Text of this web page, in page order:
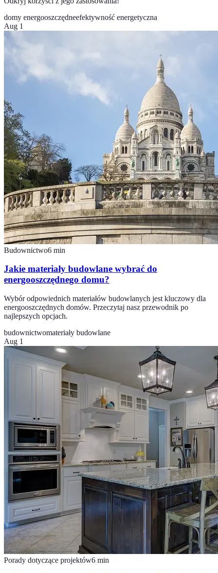
domy energooszczędneefektywność energetyczna
Aug 1
Budownictwo6 min
Jakie materiały budowlane wybrać do
energooszczędnego domu?
Wybór odpowiednich materiałów budowlanych jest kluczowy dla
energooszczędnych domów. Przeczytaj nasz przewodnik po
najlepszych opcjach.
budownictwomateriały budowlane
Aug 1
Porady dotyczące projektów6 min